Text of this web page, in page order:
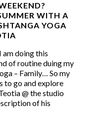
WITH A
YOGA
am doing this
of routine duing my
– Family… So my
to go and explore
@ the studio
of his